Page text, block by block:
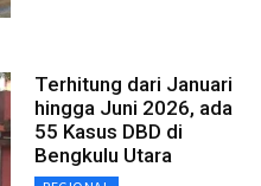
Terhitung dari Januari
hingga Juni 2026, ada
55 Kasus DBD di
Bengkulu Utara